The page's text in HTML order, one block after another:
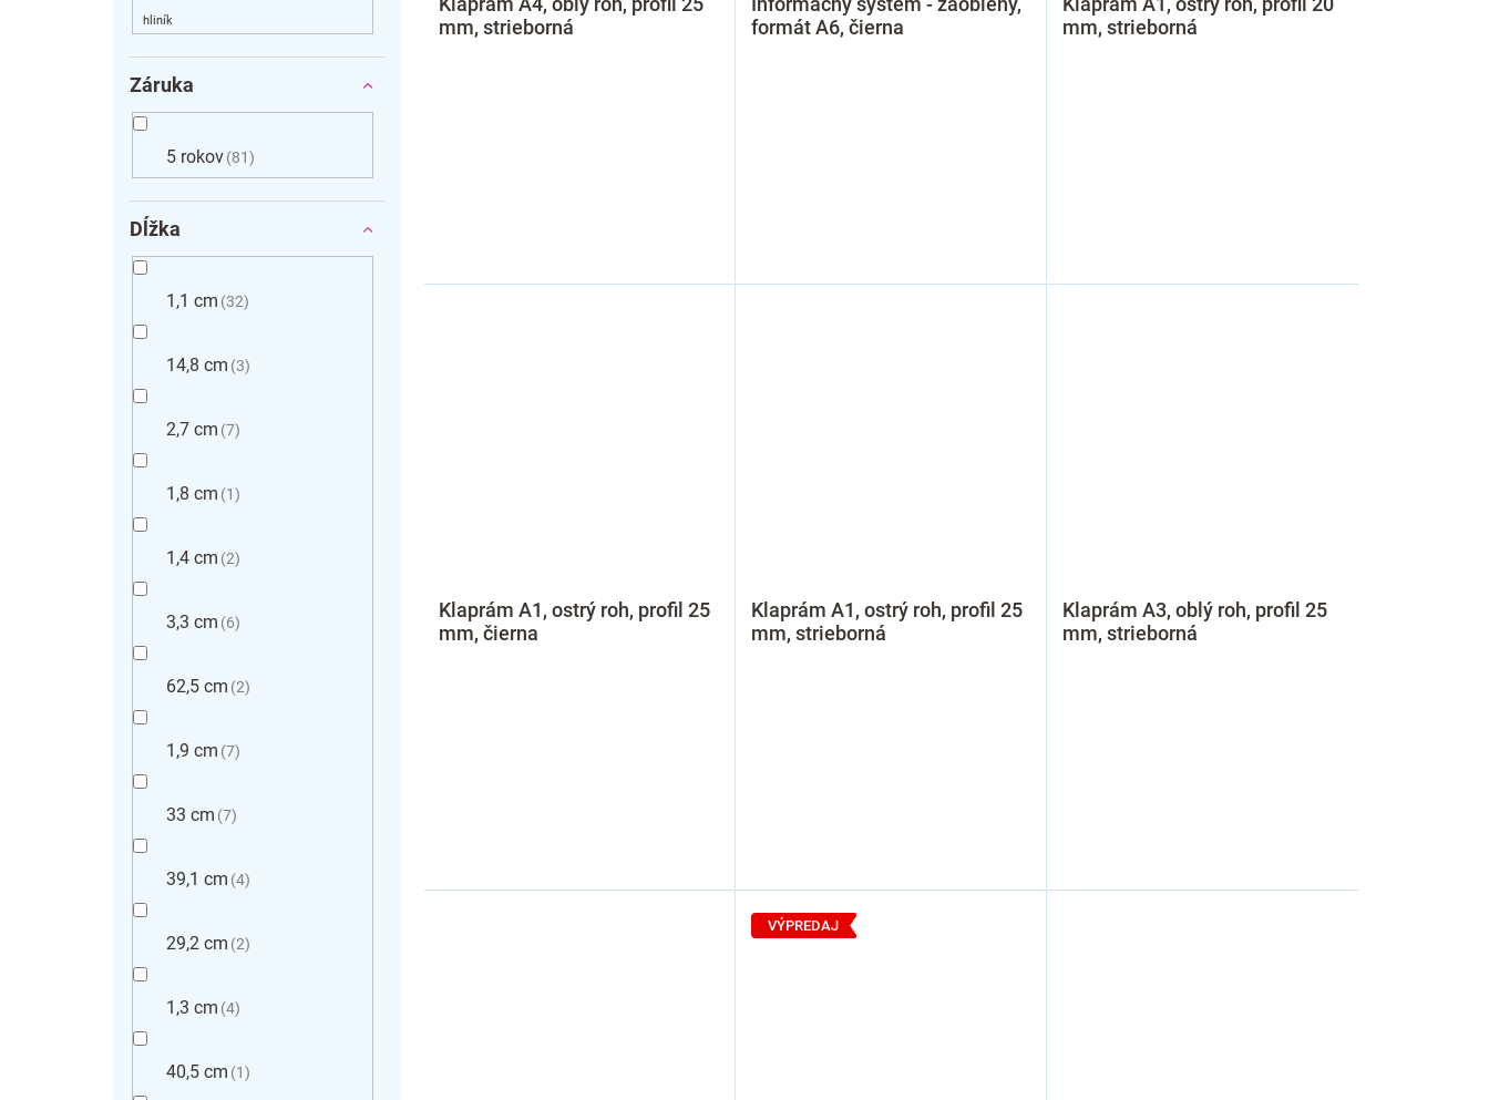
Záruka
5 rokov 81
Dĺžka
1,1 cm 32
14,8 cm 3
2,7 cm 7
1,8 cm 1
1,4 cm 2
3,3 cm 6
62,5 cm 2
1,9 cm 7
33 cm 7
39,1 cm 4
29,2 cm 2
1,3 cm 4
40,5 cm 1
mm, strieborná
formát A6, čierna
mm, strieborná
Klaprám A1, ostrý roh, profil 25
mm, čierna
Klaprám A1, ostrý roh, profil 25
mm, strieborná
Klaprám A3, oblý roh, profil 25
mm, strieborná
VÝPREDAJ